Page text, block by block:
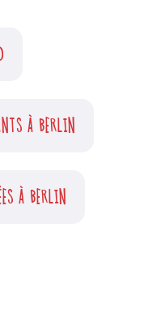
À BERLIN
À BERLIN